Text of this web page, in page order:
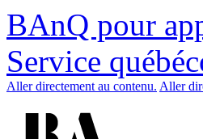
BAnQ pour
Service
Aller directement au contenu. Aller